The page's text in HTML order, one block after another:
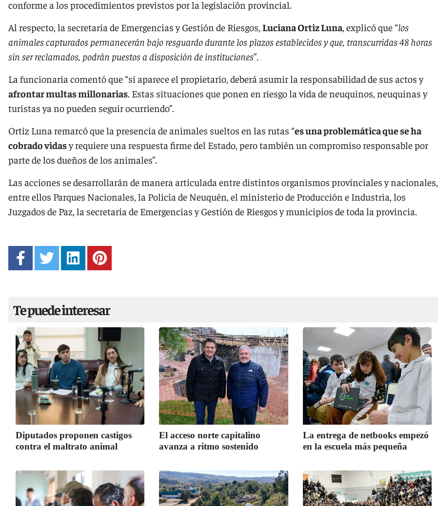
conforme a los procedimientos previstos por la legislación provincial.
Al respecto, la secretaria de Emergencias y Gestión de Riesgos, Luciana Ortiz Luna, explicó que “los
animales capturados permanecerán bajo resguardo durante los plazos establecidos y que, transcurridas 48 horas
sin ser reclamados, podrán puestos a disposición de instituciones”.
La funcionaria comentó que “si aparece el propietario, deberá asumir la responsabilidad de sus actos y
afrontar multas millonarias. Estas situaciones que ponen en riesgo la vida de neuquinos, neuquinas y
turistas ya no pueden seguir ocurriendo”.
Ortiz Luna remarcó que la presencia de animales sueltos en las rutas “es una problemática que se ha
cobrado vidasy requiere una respuesta firme del Estado, pero también un compromiso responsable por
parte de los dueños de los animales”.
Las acciones se desarrollarán de manera articulada entre distintos organismos provinciales y nacionales,
entre ellos Parques Nacionales, la Policía de Neuquén, el ministerio de Producción e Industria, los
Juzgados de Paz, la secretaría de Emergencias y Gestión de Riesgos y municipios de toda la provincia.
Te puede interesar
Diputados proponen castigos
contra el maltrato animal
El acceso norte capitalino
avanza a ritmo sostenido
La entrega de netbooks empezó
en la escuela más pequeña